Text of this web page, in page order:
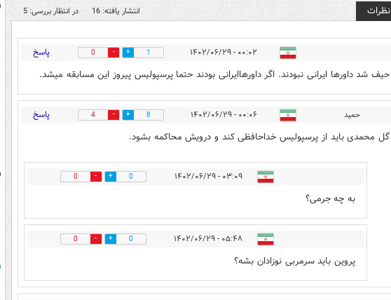
نظرات انتشار یافته: 16 در انتظار بررسی: 5
۰۰:۰۲ - ۱۴۰۲/۰۶/۲۹ 1
0 پاسخ
حیف شد داورها ایرانی نبودند. اگر داورهاایرانی بودند حتما پرسپولیس پیروز این مسابقه میشد.
حمید ۰۰:۰۶ - ۱۴۰۲/۰۶/۲۹ 8
4 پاسخ
گل محمدی باید از پرسپولیس خداحافظی کند و درویش محاکمه بشود.
۰۳:۰۹ - ۱۴۰۲/۰۶/۲۹ 0
0
به چه جرمی؟
۰۵:۴۸ - ۱۴۰۲/۰۶/۲۹ 0
0
پروین باید سرمربی نوزادان بشه؟